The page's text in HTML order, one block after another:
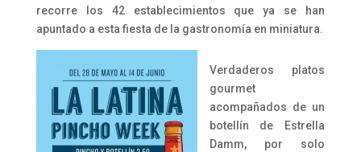
recorre los 42 establecimientos que ya se han
apuntado a esta fiesta de la gastronomía en miniatura.
Verdaderos platos
gourmet
acompañados de un
botellín de Estrella
Damm, por solo